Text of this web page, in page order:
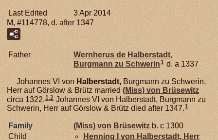
Last Edited
3 Apr 2014
M, #114778, d. after 1347
Father Wernherus de Halberstadt,
Burgmann zu Schwerin1 d. a 1337
Johannes VI von Halberstadt, Burgmann zu Schwerin,
Herr auf Görslow & Brütz married (Miss) von Brüsewitz
circa 1322. 1 2 Johannes VI von Halberstadt, Burgmann zu
Schwerin, Herr auf Görslow & Brütz died after 1347.1
Family (Miss) von Brüsewitzb. c 1300
Child
Henning I von Halberstadt, Herr